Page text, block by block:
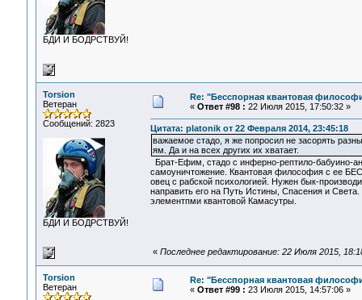
БДИ И БОДРСТВУЙ!
Torsion
Ветеран
Сообщений: 2823
БДИ И БОДРСТВУЙ!
Re: "Бесспорная квантовая
« Ответ #98 : 22 Июля 2015, 17:50:32 »
Цитата: platonik от 22 Февраля 2014, 23:45:18
важаемое стадо, я же попросил не засорять
ям. Да и на всех других их хватает.
Брат-Ефим, стадо с инферно-рептило-бабуино-
самоуничтожение. Квантовая философия с ее
овец с рабской психологией. Нужен бык-
направить его на Путь Истины, Спасения и
элементпми квантовой Камасутры.
« Последнее редактирование: 22 Июля 2015,
Torsion
Ветеран
Re: "Бесспорная квантовая
« Ответ #99 : 23 Июля 2015, 14:57:06 »